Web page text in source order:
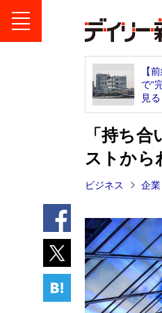
【
で“
見
「持ち
ストから
ビジネス 企